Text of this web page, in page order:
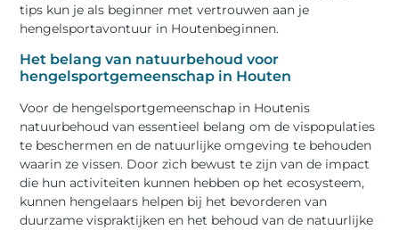
tips kun je als beginner met vertrouwen aan je
hengelsportavontuur in Houtenbeginnen.
Het belang van natuurbehoud voor
hengelsportgemeenschap in Houten
Voor de hengelsportgemeenschap in Houtenis
natuurbehoud van essentieel belang om de vispopulaties
te beschermen en de natuurlijke omgeving te behouden
waarin ze vissen. Door zich bewust te zijn van de impact
die hun activiteiten kunnen hebben op het ecosysteem,
kunnen hengelaars helpen bij het bevorderen van
duurzame vispraktijken en het behoud van de natuurlijke